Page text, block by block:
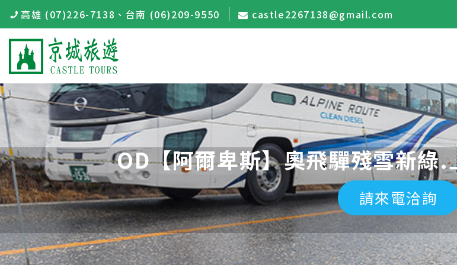
高雄 (07)226-7138 、 台南 (06)209-9550 castle2267138@gmail.com
OD【阿爾卑斯】奧飛驒殘雪新綠
請來電洽詢